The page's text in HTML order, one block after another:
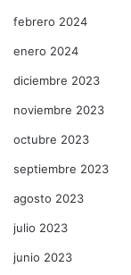
febrero 2024
enero 2024
diciembre 2023
noviembre 2023
octubre 2023
septiembre 2023
agosto 2023
julio 2023
junio 2023